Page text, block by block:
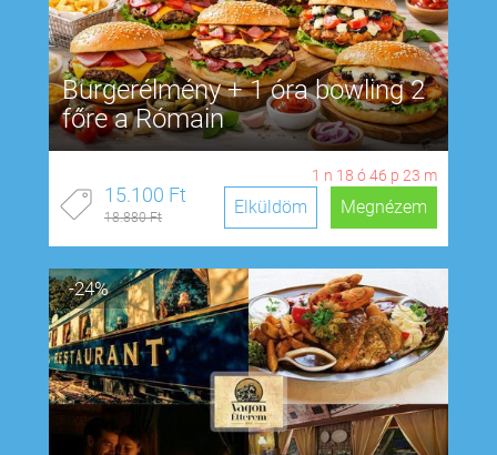
Burgerélmény + 1 óra bowling 2
főre a Rómain
1 n 18 ó46 p 22 m
15.100 Ft
18.880 Ft Megnézem
Elküldöm
-24%